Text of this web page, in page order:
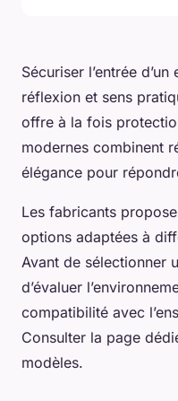
Sécuriser l’entrée
réflexion et sens
offre à la fois
modernes combinent
élégance pour
Les fabricants
options adaptées à
Avant de sélectionner
d’évaluer
compatibilité avec
Consulter la page
modèles.